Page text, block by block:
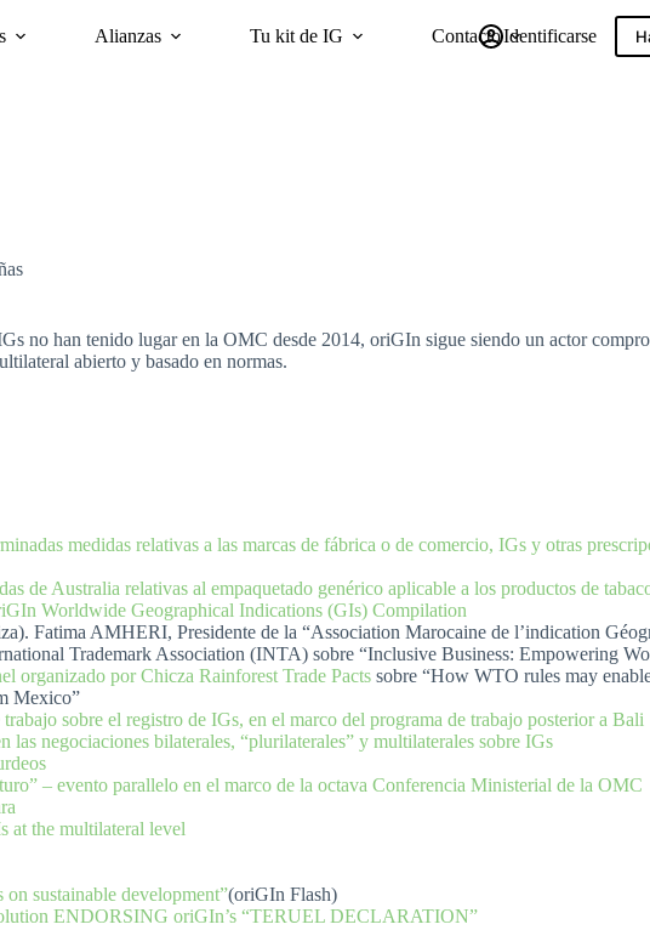
oriGIn Worldwide GIs
Alianzas Tu kit de IG ContactoIdentificarse
no han tenido lugar en la OMC desde 2014, oriGIn sigue siendo un actor
abierto y basado en normas.
medidas relativas a las marcas de fábrica o de comercio, IGs y otras
de Australia relativas al empaquetado genérico aplicable a los productos de
Worldwide Geographical Indications (GIs) Compilation
. Fatima AMHERI, Presidente de la “Association Marocaine de l’indication
Trademark Association (INTA) sobre “Inclusive Business: Empowering
organizado por Chicza Rainforest Trade Pacts sobre “How WTO rules may
Mexico”
sobre el registro de IGs, en el marco del programa de trabajo posterior a Bali
las negociaciones bilaterales, “plurilaterales” y multilaterales sobre IGs
– evento parallelo en el marco de la octava Conferencia Ministerial de la OMC
at the multilateral level
sustainable development”(oriGIn Flash)
ENDORSING oriGIn’s “TERUEL DECLARATION”